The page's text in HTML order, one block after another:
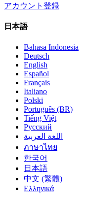
アカウント登録
日本語
Bahasa Indonesia
Deutsch
English
Español
Français
Italiano
Polski
Português (BR)
Tiếng Việt
Русский
اللغة العربية
ภาษาไทย
한국어
日本語
中文 (繁體)
Ελληνικά